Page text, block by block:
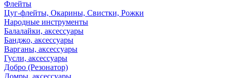
Флейты
Цуг-флейты, Окарины, Свистки, Рожки
Народные инструменты
Балалайки, аксессуары
Банджо, аксессуары
Варганы, аксессуары
Гусли, аксессуары
Добро (Резонатор)
Домры, аксессуары